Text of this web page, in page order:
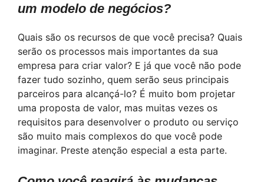
um modelo de negócios?
Quais são os recursos de que você precisa? Quais
serão os processos mais importantes da sua
empresa para criar valor? E já que você não pode
fazer tudo sozinho, quem serão seus principais
parceiros para alcançá-lo? É muito bom projetar
uma proposta de valor, mas muitas vezes os
requisitos para desenvolver o produto ou serviço
são muito mais complexos do que você pode
imaginar. Preste atenção especial a esta parte.